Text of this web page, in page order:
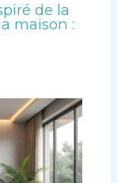
de la
maison :